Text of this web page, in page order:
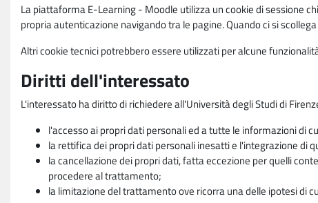
La piattaforma E-Learning - Moodle utilizza un cookie di sessione
propria autenticazione navigando tra le pagine. Quando ci si
Altri cookie tecnici potrebbero essere utilizzati per alcune
Diritti dell'interessato
L'interessato ha diritto di richiedere all'Università degli Studi di
l'accesso ai propri dati personali ed a tutte le informazioni di
la rettifica dei propri dati personali inesatti e l'integrazione di
la cancellazione dei propri dati, fatta eccezione per quelli
procedere al trattamento;
la limitazione del trattamento ove ricorra una delle ipotesi di